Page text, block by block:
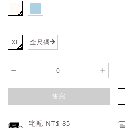
XL 全尺碼
- +
售完
宅配 NT$85